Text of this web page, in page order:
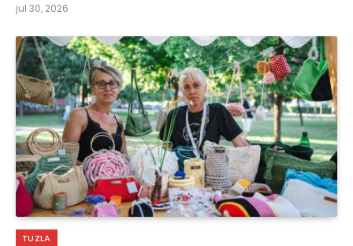
jul 30, 2026
TUZLA